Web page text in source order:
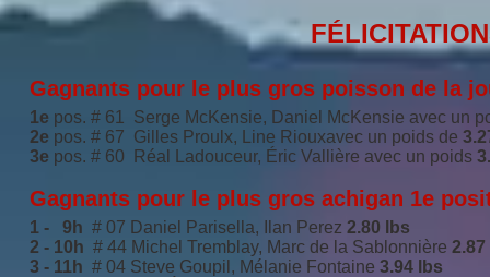
Gagnants pour le plus gros poisson de la
1e pos. # 61 Serge McKensie, Daniel McKensie avec un
2e pos. # 67 Gilles Proulx, Line Riouxavec un poids de
3e pos. # 60 Réal Ladouceur, Éric Vallière avec un poids
Gagnants pour le plus gros achigan 1e
1 - 9h # 07 Daniel Parisella, Ilan Perez 2.80 lbs
2 - 10h # 44 Michel Tremblay, Marc de la Sablonnière
3 - 11h # 04 Steve Goupil, Mélanie Fontaine 3.94 lbs